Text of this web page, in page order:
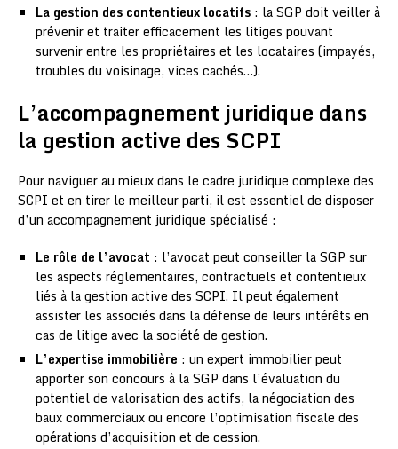
La gestion des contentieux locatifs : la SGP doit veiller à
prévenir et traiter efficacement les litiges pouvant
survenir entre les propriétaires et les locataires (impayés,
troubles du voisinage, vices cachés…).
L’accompagnement juridique dans
la gestion active des SCPI
Pour naviguer au mieux dans le cadre juridique complexe des
SCPI et en tirer le meilleur parti, il est essentiel de disposer
d’un accompagnement juridique spécialisé :
Le rôle de l’avocat : l’avocat peut conseiller la SGP sur
les aspects réglementaires, contractuels et contentieux
liés à la gestion active des SCPI. Il peut également
assister les associés dans la défense de leurs intérêts en
cas de litige avec la société de gestion.
L’expertise immobilière : un expert immobilier peut
apporter son concours à la SGP dans l’évaluation du
potentiel de valorisation des actifs, la négociation des
baux commerciaux ou encore l’optimisation fiscale des
opérations d’acquisition et de cession.